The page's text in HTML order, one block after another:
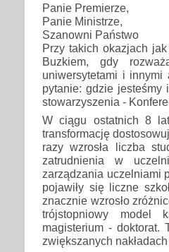
Panie Premierze,
Panie Ministrze,
Szanowni Państwo
Przy takich okazjach
Buzkiem, gdy
uniwersytetami i
pytanie: gdzie jesteśmy
stowarzyszenia -
W ciągu ostatnich 8
transformację
razy wzrosła liczba
zatrudnienia w
zarządzania uczelniami
pojawiły się liczne
znacznie wzrosło
trójstopniowy model
magisterium - doktorat.
zwiększanych